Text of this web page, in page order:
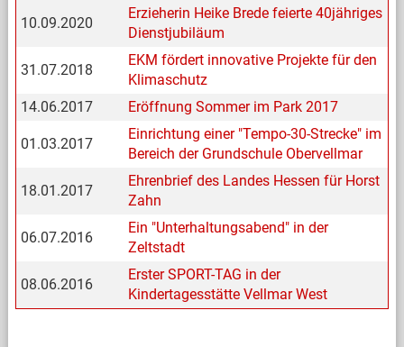
10.09.2020
Erzieherin Heike Brede feierte 40jähriges
Dienstjubiläum
31.07.2018
EKM fördert innovative Projekte für den
Klimaschutz
14.06.2017
Eröffnung Sommer im Park 2017
01.03.2017
Einrichtung einer "Tempo-30-Strecke" im
Bereich der Grundschule Obervellmar
18.01.2017
Ehrenbrief des Landes Hessen für Horst
Zahn
06.07.2016
Ein "Unterhaltungsabend" in der
Zeltstadt
08.06.2016
Erster SPORT-TAG in der
Kindertagesstätte Vellmar West